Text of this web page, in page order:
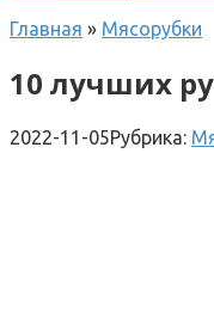
Главная » Мясорубки
10 лучших
2022-11-05Рубрика: